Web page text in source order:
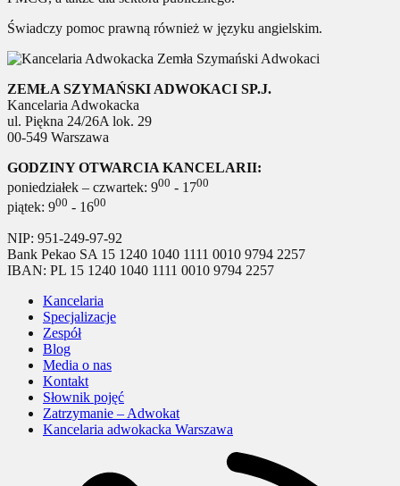
Świadczy pomoc prawną również w języku angielskim.
ZEMŁA SZYMAŃSKI ADWOKACI SP.J.
Kancelaria Adwokacka
ul. Piękna 24/26A lok. 29
00-549 Warszawa
GODZINY OTWARCIA KANCELARII:
poniedziałek – czwartek: 900 - 1700
piątek: 900 - 1600
NIP: 951-249-97-92
Bank Pekao SA 15 1240 1040 1111 0010 9794 2257
IBAN: PL 15 1240 1040 1111 0010 9794 2257
Kancelaria
Specjalizacje
Zespół
Blog
Media o nas
Kontakt
Słownik pojęć
Zatrzymanie – Adwokat
Kancelaria adwokacka Warszawa